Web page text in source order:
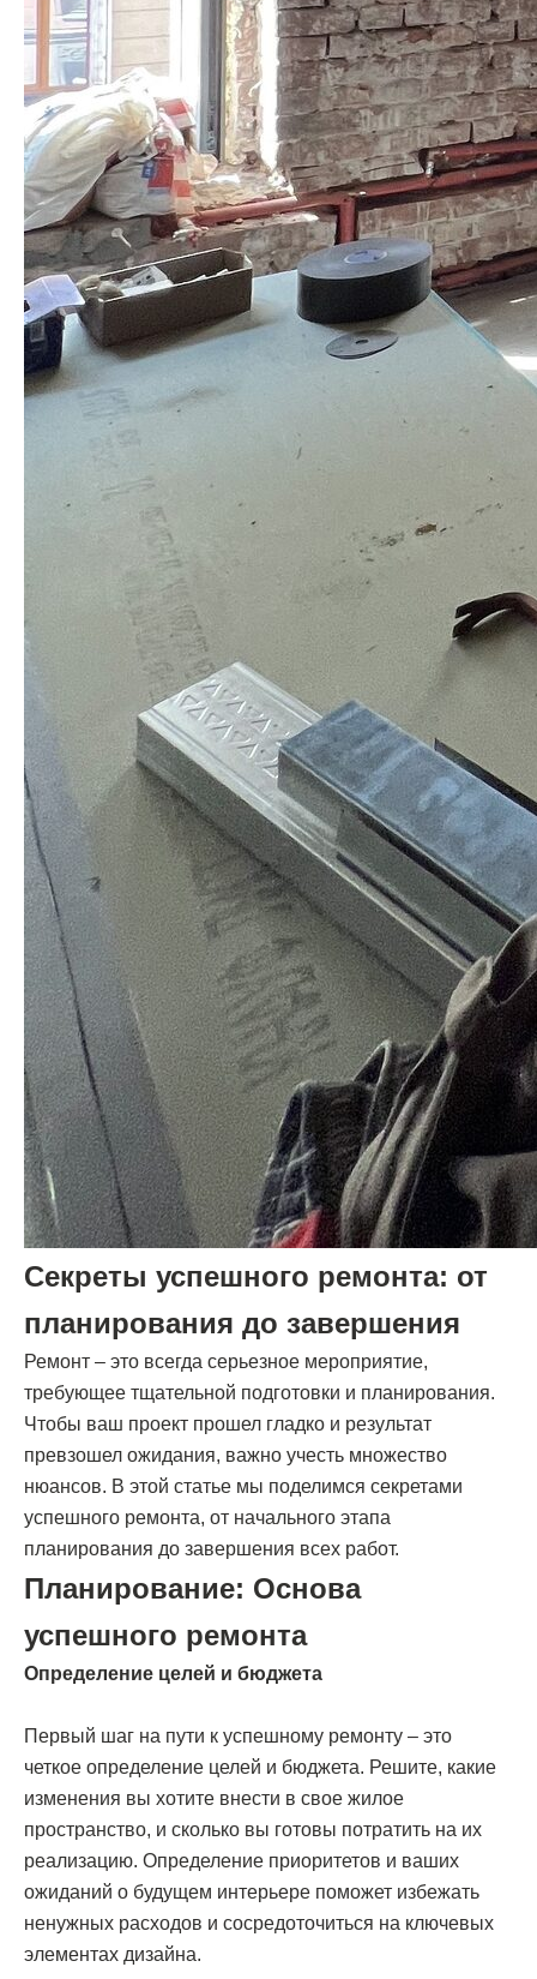
Секреты успешного ремонта: от
планирования до завершения
Ремонт – это всегда серьезное мероприятие,
требующее тщательной подготовки и планирования.
Чтобы ваш проект прошел гладко и результат
превзошел ожидания, важно учесть множество
нюансов. В этой статье мы поделимся секретами
успешного ремонта, от начального этапа
планирования до завершения всех работ.
Планирование: Основа
успешного ремонта
Определение целей и бюджета
Первый шаг на пути к успешному ремонту – это
четкое определение целей и бюджета. Решите, какие
изменения вы хотите внести в свое жилое
пространство, и сколько вы готовы потратить на их
реализацию. Определение приоритетов и ваших
ожиданий о будущем интерьере поможет избежать
ненужных расходов и сосредоточиться на ключевых
элементах дизайна.